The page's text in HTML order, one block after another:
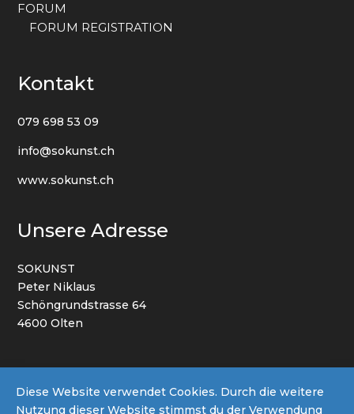
FORUM
FORUM REGISTRATION
Kontakt
079 698 53 09
info@sokunst.ch
www.sokunst.ch
Unsere Adresse
SOKUNST
Peter Niklaus
Schöngrundstrasse 64
4600 Olten
AGB Datenschutz Impressum
Diese Website verwendet Cookies. Durch die weitere
Nutzung dieser Website stimmst du der Verwendung